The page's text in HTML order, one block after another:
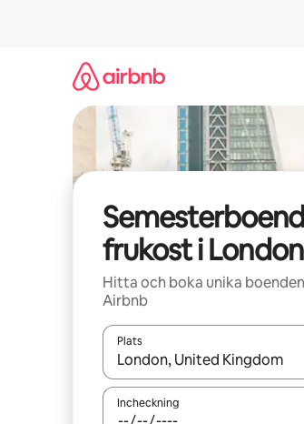
frukost i London
Hitta och boka unika
Airbnb
Plats
När resultaten är tillgängliga
Incheckning